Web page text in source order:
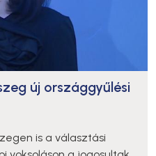
új országgyűlési
is a választási